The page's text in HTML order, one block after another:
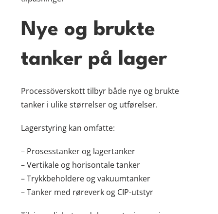
Nye og brukte
tanker på lager
Processöverskott tilbyr både nye og brukte
tanker i ulike størrelser og utførelser.
Lagerstyring kan omfatte:
– Prosesstanker og lagertanker
– Vertikale og horisontale tanker
– Trykkbeholdere og vakuumtanker
– Tanker med røreverk og CIP-utstyr